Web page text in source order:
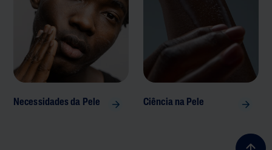
Necessidades da Pele Ciência na Pele